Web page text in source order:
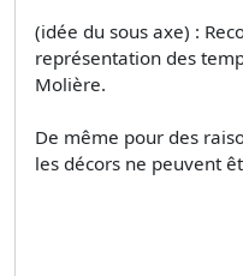
(idée du sous axe) :
représentation des
Molière.
De même pour des
les décors ne peuvent